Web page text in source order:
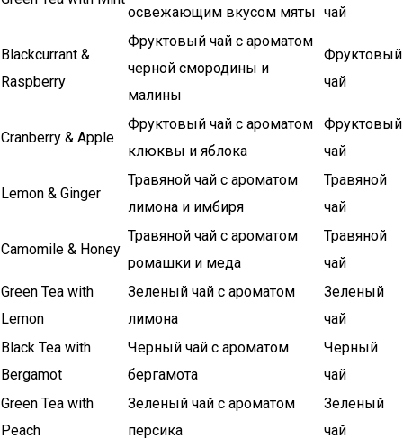
освежающим вкусом мяты чай
Blackcurrant &
Raspberry
Фруктовый чай с ароматом
черной смородины и
малины
Фруктовый
чай
Cranberry & Apple
Фруктовый чай с ароматом
клюквы и яблока
Фруктовый
чай
Lemon & Ginger
Травяной чай с ароматом
лимона и имбиря
Травяной
чай
Camomile & Honey
Травяной чай с ароматом
ромашки и меда
Травяной
чай
Green Tea with
Lemon
Зеленый чай с ароматом
лимона
Зеленый
чай
Black Tea with
Bergamot
Черный чай с ароматом
бергамота
Черный
чай
Green Tea with
Peach
Зеленый чай с ароматом
персика
Зеленый
чай